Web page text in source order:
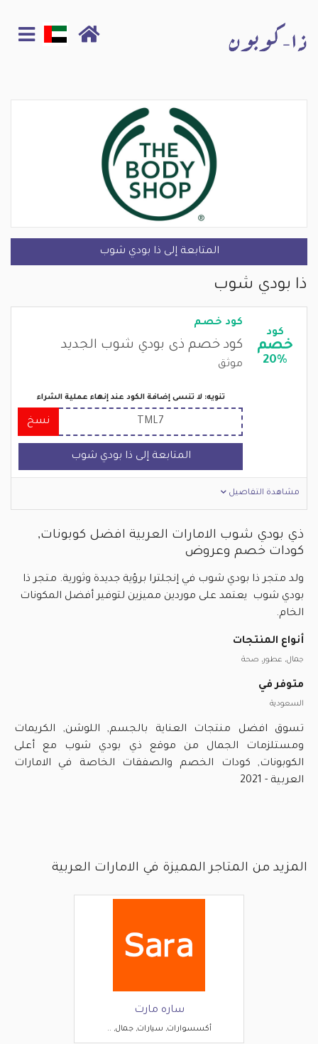
المتابعة إلى ذا بودي شوب
ذا بودي شوب
كود
خصم
20%
كود خصم
كود خصم ذى بودي شوب الجديد
موثق
تنويه: لا تنسى إضافة الكود عند إنهاء عملية الشراء
TML7 نسخ
المتابعة إلى ذا بودي شوب
مشاهدة التفاصيل
ذي بودي شوب الامارات العربية افضل كوبونات,
كودات خصم وعروض
ولد متجر ذا بودي شوب في إنجلترا برؤية جديدة وثورية. متجر ذا
بودي شوب يعتمد على موردين مميزين لتوفير أفضل المكونات
الخام.
أنواع المنتجات
جمال, عطور, صحة
متوفر في
السعودية
تسوق افضل منتجات العناية بالجسم, اللوشن, الكريمات
ومستلزمات الجمال من موقع ذي بودي شوب مع أعلى
الكوبونات, كودات الخصم والصفقات الخاصة في الامارات
العربية - 2021
المزيد من المتاجر المميزة في الامارات العربية
ساره مارت
أكسسوارات, سيارات, جمال, ..